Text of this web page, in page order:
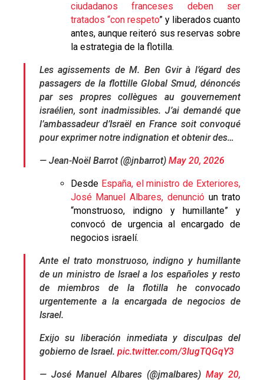
ciudadanos franceses deben ser
tratados “con respeto” y liberados cuanto
antes, aunque reiteró sus reservas sobre
la estrategia de la flotilla.
Les agissements de M. Ben Gvir à l’égard des
passagers de la flottille Global Smud, dénoncés
par ses propres collègues au gouvernement
israélien, sont inadmissibles. J’ai demandé que
l’ambassadeur d’Israël en France soit convoqué
pour exprimer notre indignation et obtenir des…
— Jean-Noël Barrot (@jnbarrot) May 20, 2026
Desde España, el ministro de Exteriores,
José Manuel Albares, denunció un trato
“monstruoso, indigno y humillante” y
convocó de urgencia al encargado de
negocios israelí.
Ante el trato monstruoso, indigno y humillante
de un ministro de Israel a los españoles y resto
de miembros de la flotilla he convocado
urgentemente a la encargada de negocios de
Israel.
Exijo su liberación inmediata y disculpas del
gobierno de Israel. pic.twitter.com/3IugTQGqY3
— José Manuel Albares (@jmalbares)May 20,